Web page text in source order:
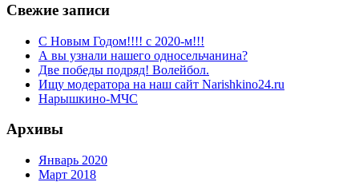
Свежие записи
С Новым Годом!!!! с 2020-м!!!
А вы узнали нашего односельчанина?
Две победы подряд! Волейбол.
Ищу модератора на наш сайт Narishkino24.ru
Нарышкино-МЧС
Архивы
Январь 2020
Март 2018